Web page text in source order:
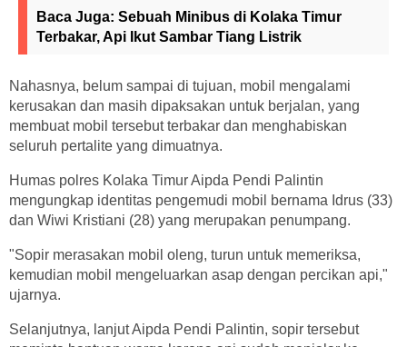
Baca Juga: Sebuah Minibus di Kolaka Timur
Terbakar, Api Ikut Sambar Tiang Listrik
Nahasnya, belum sampai di tujuan, mobil mengalami
kerusakan dan masih dipaksakan untuk berjalan, yang
membuat mobil tersebut terbakar dan menghabiskan
seluruh pertalite yang dimuatnya.
Humas polres Kolaka Timur Aipda Pendi Palintin
mengungkap identitas pengemudi mobil bernama Idrus (33)
dan Wiwi Kristiani (28) yang merupakan penumpang.
"Sopir merasakan mobil oleng, turun untuk memeriksa,
kemudian mobil mengeluarkan asap dengan percikan api,"
ujarnya.
Selanjutnya, lanjut Aipda Pendi Palintin, sopir tersebut